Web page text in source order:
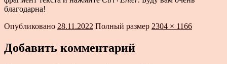
благодарна!
Опубликовано 28.11.2022 Полный размер 2304 × 1166
Добавить комментарий